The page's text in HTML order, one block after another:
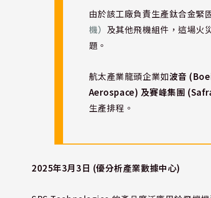
由於該工廠負責生產鈦合金緊
機） 及其他飛機組件，這場火
題。
航太產業龍頭企業如波音
Aerospace) 及賽峰集團
生產排程。
2025年3月3日 (優分析產業數據中心)